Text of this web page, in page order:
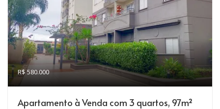
R$ 580.000
Apartamento à Venda com 3 quartos, 97m²